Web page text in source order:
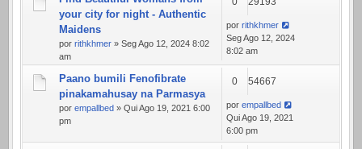
your city for night - Authentic
Maidens
por rithkhmer » Seg Ago 12, 2024 8:02
am
por rithkhmer
Seg Ago 12, 2024
8:02 am
Paano bumili Fenofibrate
pinakamahusay na Parmasya
por empallbed » Qui Ago 19, 2021 6:00
pm
0 54667
por empallbed
Qui Ago 19, 2021
6:00 pm